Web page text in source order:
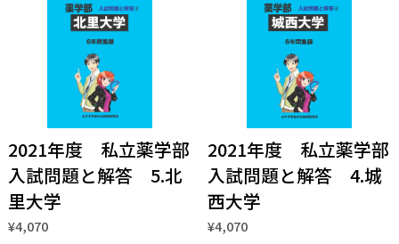
2021年度 私立薬学部
入試問題と解答 5.北
里大学
¥4,070
2021年度 私立薬学部
入試問題と解答 4.城
西大学
¥4,070